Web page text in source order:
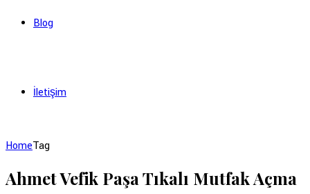
Blog
İletişim
HomeTag
Ahmet Vefik Paşa Tıkalı Mutfak Açma